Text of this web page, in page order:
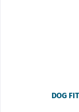
DOG